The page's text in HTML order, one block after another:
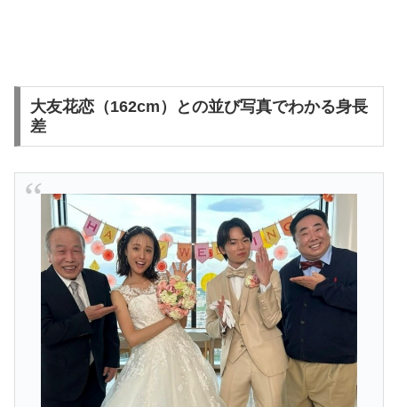
大友花恋（162cm）との並び写真でわかる身長
差